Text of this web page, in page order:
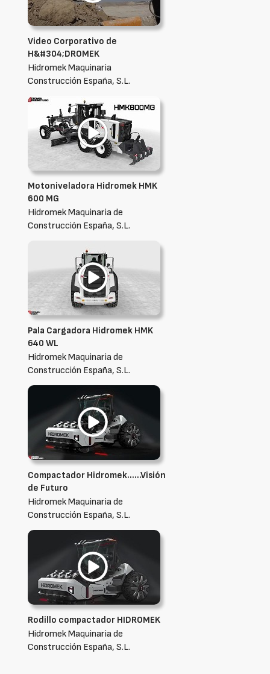
Video Corporativo de
H&#304;DROMEK
Hidromek Maquinaria
Construcción España, S.L.
Motoniveladora Hidromek HMK
600 MG
Hidromek Maquinaria de
Construcción España, S.L.
Pala Cargadora Hidromek HMK
640 WL
Hidromek Maquinaria de
Construcción España, S.L.
Compactador Hidromek……Visión
de Futuro
Hidromek Maquinaria de
Construcción España, S.L.
Rodillo compactador HIDROMEK
Hidromek Maquinaria de
Construcción España, S.L.